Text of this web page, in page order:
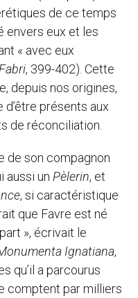
de ce temps
envers eux et les
« avec eux
, 399-402). Cette
depuis nos origines,
présents aux
de réconciliation.
de son compagnon
aussi un Pèlerin, et
, si caractéristique
que Favre est né
», écrivait le
Ignatiana,
qu’il a parcourus
comptent par milliers